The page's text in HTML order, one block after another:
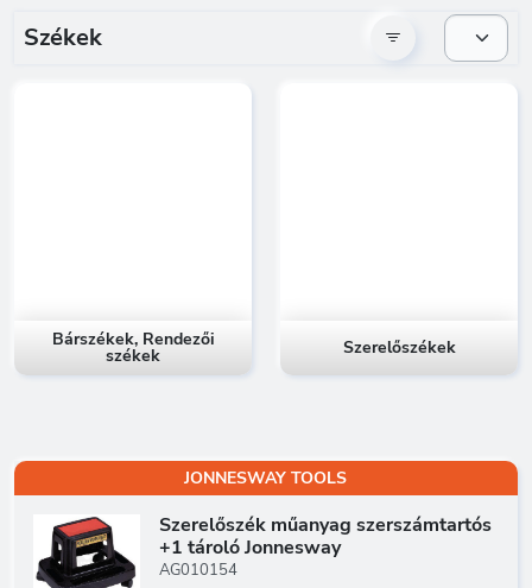
Székek
Bárszékek, Rendezői
székek Szerelőszékek
JONNESWAY TOOLS
Szerelőszék műanyag szerszámtartós
+1 tároló Jonnesway
AG010154